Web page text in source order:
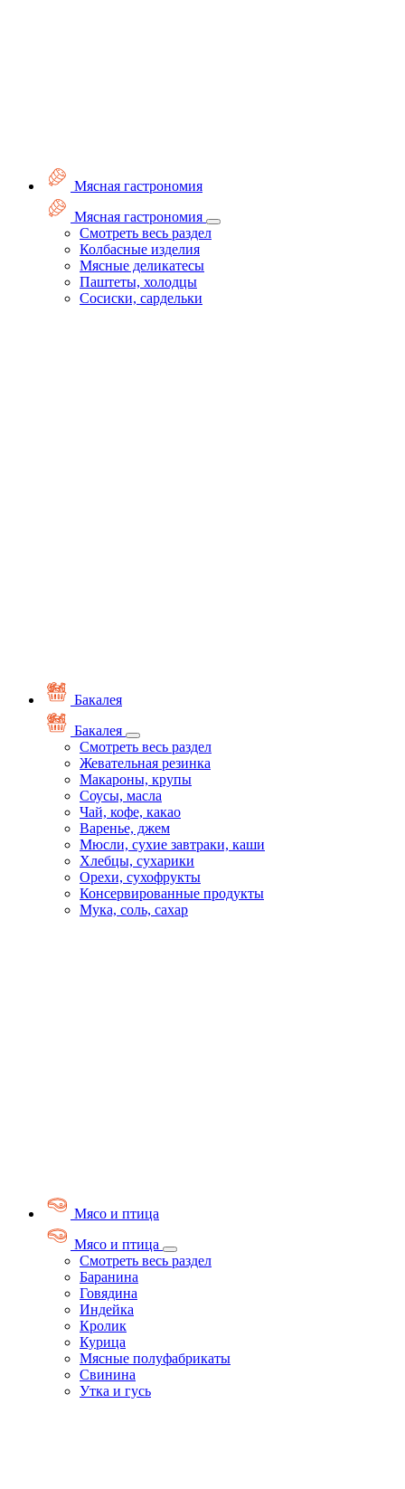
Мясная гастрономия
Мясная гастрономия
Смотреть весь раздел
Колбасные изделия
Мясные деликатесы
Паштеты, холодцы
Сосиски, сардельки
Бакалея
Бакалея
Смотреть весь раздел
Жевательная резинка
Макароны, крупы
Соусы, масла
Чай, кофе, какао
Варенье, джем
Мюсли, сухие завтраки, каши
Хлебцы, сухарики
Орехи, сухофрукты
Консервированные продукты
Мука, соль, сахар
Мясо и птица
Мясо и птица
Смотреть весь раздел
Баранина
Говядина
Индейка
Кролик
Курица
Мясные полуфабрикаты
Свинина
Утка и гусь